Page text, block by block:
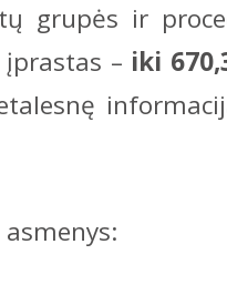
grupės ir
– iki